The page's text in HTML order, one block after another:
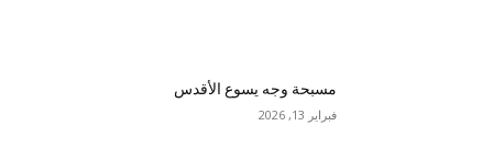
مسبحة وجه يسوع الأقدس
فبراير 13, 2026